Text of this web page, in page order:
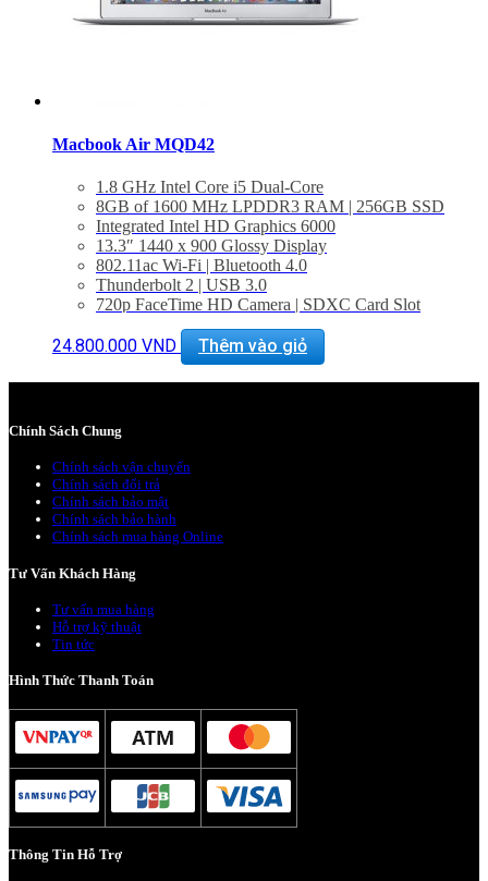
Macbook Air MQD42
1.8 GHz Intel Core i5 Dual-Core
8GB of 1600 MHz LPDDR3 RAM | 256GB SSD
Integrated Intel HD Graphics 6000
13.3″ 1440 x 900 Glossy Display
802.11ac Wi-Fi | Bluetooth 4.0
Thunderbolt 2 | USB 3.0
720p FaceTime HD Camera | SDXC Card Slot
Slim, Lightweight Design
macOS Sierra
BẢO HÀNH 2 NĂM.
24.800.000 VND Thêm vào giỏ
Chính Sách Chung
Chính sách vận chuyển
Chính sách đổi trả
Chính sách bảo mật
Chính sách bảo hành
Chính sách mua hàng Online
Tư Vấn Khách Hàng
Tư vấn mua hàng
Hỗ trợ kỹ thuật
Tin tức
Hình Thức Thanh Toán
Thông Tin Hỗ Trợ